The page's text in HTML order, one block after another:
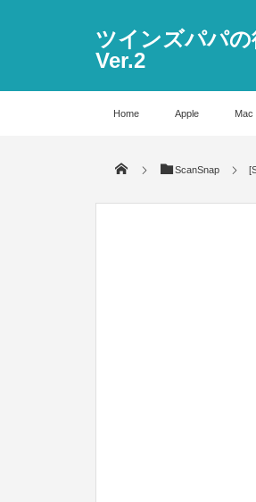
ツインズパパの
Ver.2
Home Apple Mac
ScanSnap